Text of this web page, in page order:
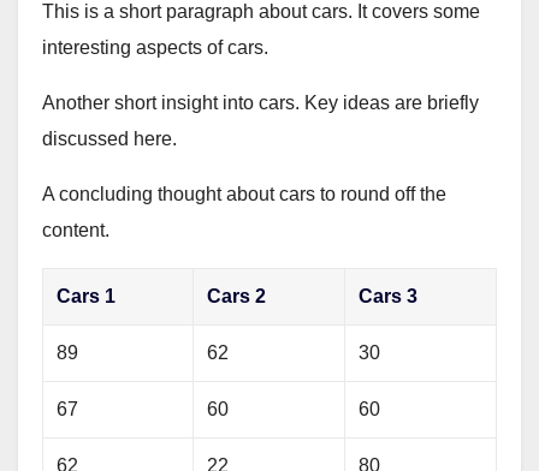
This is a short paragraph about cars. It covers some
interesting aspects of cars.
Another short insight into cars. Key ideas are briefly
discussed here.
A concluding thought about cars to round off the
content.
Cars 1 Cars 2 Cars 3
89 62 30
67 60 60
62 22 80